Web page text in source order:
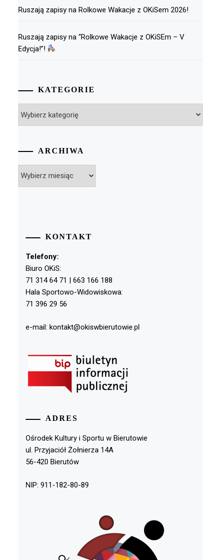
Ruszają zapisy na Rolkowe Wakacje z OKiSem 2026!
Ruszają zapisy na “Rolkowe Wakacje z OKiSEm – V
Edycja!”!
KATEGORIE
ARCHIWA
KONTAKT
Telefony:
Biuro OKiS:
71 314 64 71 | 663 166 188
Hala Sportowo-Widowiskowa:
71 396 29 56
e-mail: kontakt@okiswbierutowie.pl
ADRES
Ośrodek Kultury i Sportu w Bierutowie
ul. Przyjaciół Żołnierza 14A
56-420 Bierutów
NIP: 911-182-80-89